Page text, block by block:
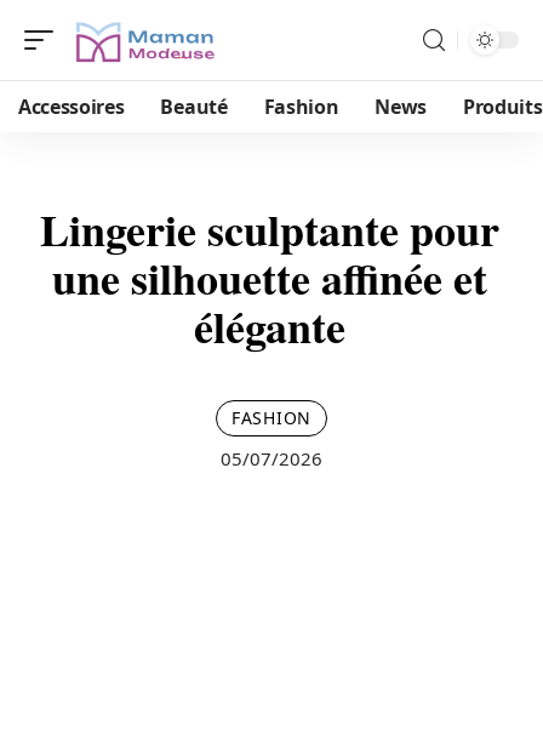
Accessoires Beauté Fashion News Produits
Lingerie sculptante pour
une silhouette affinée et
élégante
FASHION
05/07/2026